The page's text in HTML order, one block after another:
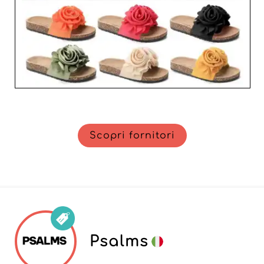
Scopri fornitori
Psalms